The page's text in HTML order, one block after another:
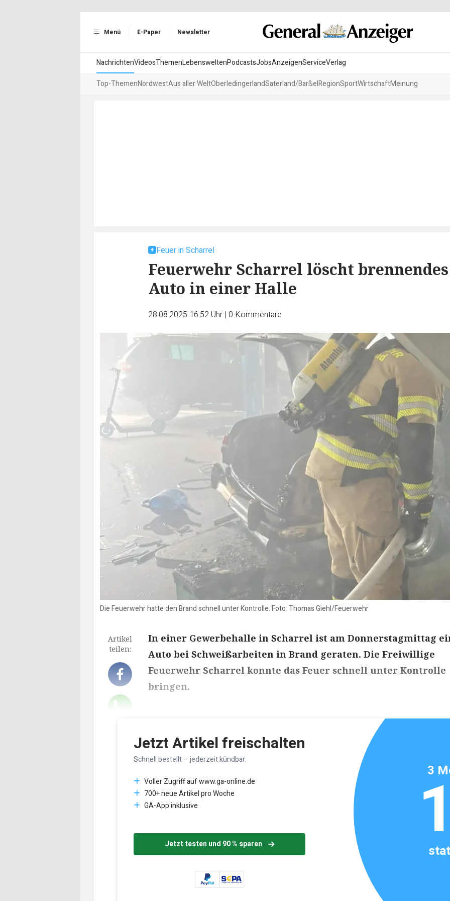
Menü E-Paper Newsletter
NachrichtenVideosThemenLebensweltenPodcastsJobsAnzeigenServiceVerlag
Top-ThemenNordwestAus aller WeltOberledingerlandSaterland/BarßelRegionSportWirtschaftMeinung
Feuer in Scharrel
Feuerwehr Scharrel löscht brennendes
Auto in einer Halle
28.08.2025 16:52 Uhr | 0 Kommentare
Die Feuerwehr hatte den Brand schnell unter Kontrolle. Foto: Thomas Giehl/Feuerwehr
Artikel
teilen:
In einer Gewerbehalle in Scharrel ist am Donnerstagmittag
Auto bei Schweißarbeiten in Brand geraten. Die Freiwillige
Feuerwehr Scharrel konnte das Feuer schnell unter Kontrolle
bringen.
Jetzt Artikel freischalten
Schnell bestellt – jederzeit kündbar.
Voller Zugriff auf www.ga-online.de
700+ neue Artikel pro Woche
GA-App inklusive
Jetzt testen und 90 % sparen
3